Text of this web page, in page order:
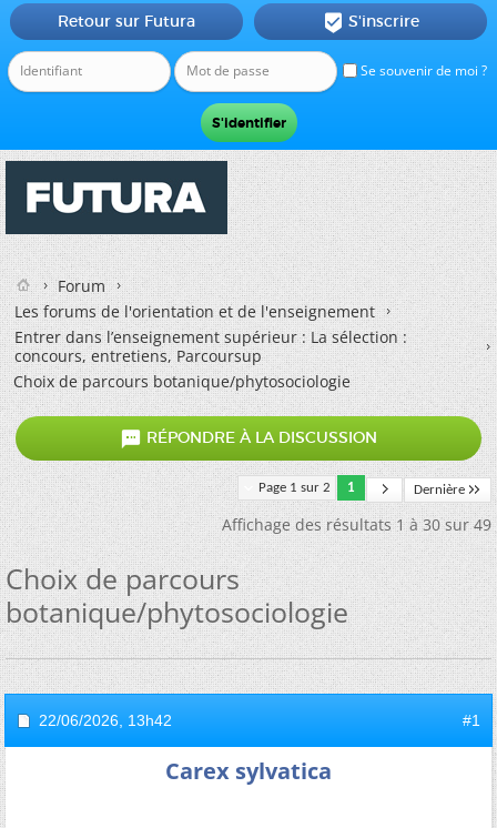
Se souvenir de moi ?
Retour sur Futura  S'inscrire
Forum
Les forums de l'orientation et de l'enseignement
Entrer dans l’enseignement supérieur : La sélection :
concours, entretiens, Parcoursup
Choix de parcours botanique/phytosociologie
 RÉPONDRE À LA DISCUSSION
Page 1 sur 2 1 Dernière
Affichage des résultats 1 à 30 sur 49
Choix de parcours
botanique/phytosociologie
22/06/2026, 13h42 #1
Carex sylvatica